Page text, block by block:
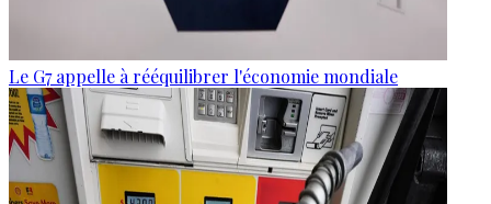
Le G7 appelle à rééquilibrer l'économie mondiale